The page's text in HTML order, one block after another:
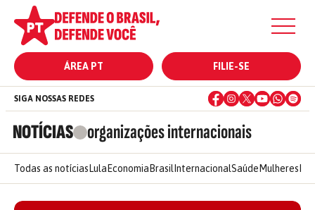
ÁREA PT FILIE-SE
NOTÍCIAS organizações internacionais
SIGA NOSSAS REDES
Todas as notícias Lula Economia Brasil InternacionalSaúde Mulheres